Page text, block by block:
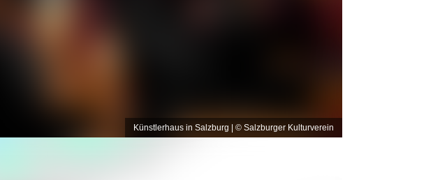
Künstlerhaus in Salzburg | © Salzburger Kulturverein